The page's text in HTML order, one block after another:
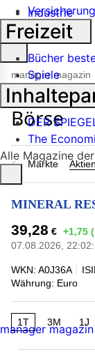
Industrie
Suche
öffnen
manager magazin
Märkte
MINERAL
39,28 € +1,75
07.08.2026,
WKN: A0J36A
Währung: Euro
1T 3M 1J
Freizeit
Bücher
Spiele
DER
The
Alle Magazine
manager magazin